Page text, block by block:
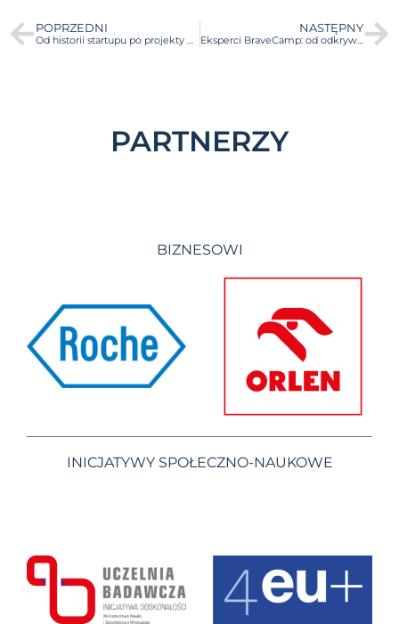
POPRZEDNI
Od historii startupu po projekty human centric – start 14. edycji BraveCamp!
NASTĘPNY
Eksperci BraveCamp: od odkrywania talentów po solidny model biznesowy!
PARTNERZY
BIZNESOWI
INICJATYWY SPOŁECZNO-NAUKOWE